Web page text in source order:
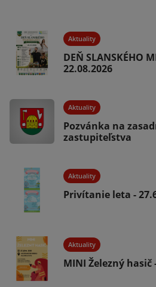
Aktuality
DEŇ SLANSKÉHO
22.08.2026
Aktuality
Pozvánka na
zastupiteľstva
Aktuality
Privítanie leta -
Aktuality
MINI Železný hasič